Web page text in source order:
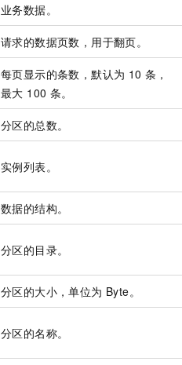
业务数据。
请求的数据页数，用于翻页。
每页显示的条数，默认为 10 条，
最大 100 条。
分区的总数。
实例列表。
数据的结构。
分区的目录。
分区的大小，单位为 Byte。
分区的名称。